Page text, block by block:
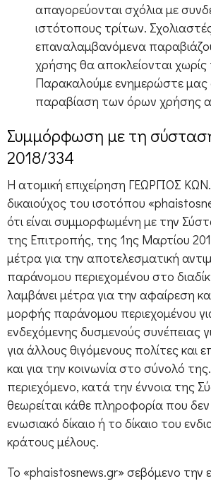
απαγορεύονται σχόλια με
ιστότοπους τρίτων.
επαναλαμβανόμενα
χρήσης θα αποκλείονται
Παρακαλούμε ενημερώστε μας
παραβίαση των όρων χρήσης
Συμμόρφωση με τη
2018/334
Η ατομική επιχείρηση ΓΕΩΡΓΙΟΣ
δικαιούχος του ισοτόπου
ότι είναι συμμορφωμένη με την
της Επιτροπής, της 1ης Μαρτίου
μέτρα για την αποτελεσματική
παράνομου περιεχομένου στο
λαμβάνει μέτρα για την αφαίρεση
μορφής παράνομου περιεχομένου
ενδεχόμενης δυσμενούς συνέπειας
για άλλους θιγόμενους πολίτες και
και για την κοινωνία στο σύνολό
περιεχόμενο, κατά την έννοια της
θεωρείται κάθε πληροφορία που
ενωσιακό δίκαιο ή το δίκαιο του
κράτους μέλους.
Το «phaistosnews.gr» σεβόμενο την